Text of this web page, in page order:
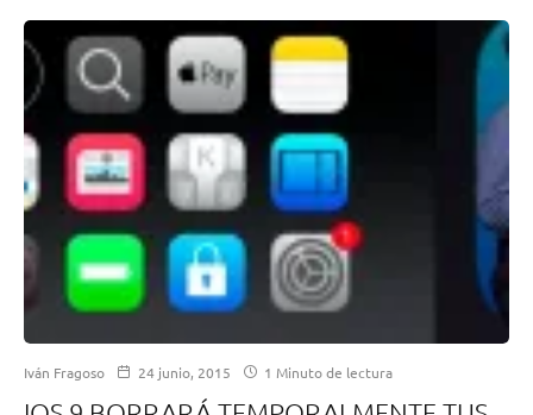
Iván Fragoso 24 junio, 2015 1 Minuto de lectura